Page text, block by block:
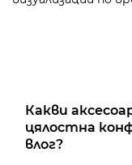
Какви
цялостна
влог?